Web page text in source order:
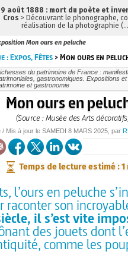
Mon ours en peluche
: Expos, Fêtes > Mon ours en
du patrimoine de France :
gastronomiques. Expositions
et gastronomie
Mon ours en
(Source : Musée des Arts
/ Mis à jour leSAMEDI 8 MARS 2025 , par
Temps de lecture estimé : 1
l’ours en peluche
raconter son
il s’est vite
des jouets dont
comme les
9 août 1888 : mort du poète et
Cros > Découvrant le phonographe,
réalisation de la photographie